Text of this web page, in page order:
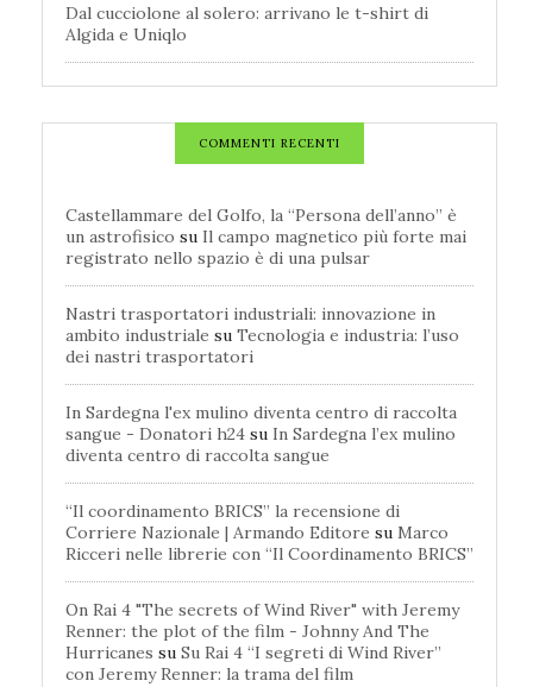
Dal cucciolone al solero: arrivano le t-shirt di
Algida e Uniqlo
COMMENTI RECENTI
Castellammare del Golfo, la “Persona dell’anno” è
un astrofisico su Il campo magnetico più forte mai
registrato nello spazio è di una pulsar
Nastri trasportatori industriali: innovazione in
ambito industriale su Tecnologia e industria: l’uso
dei nastri trasportatori
In Sardegna l'ex mulino diventa centro di raccolta
sangue - Donatori h24 su In Sardegna l’ex mulino
diventa centro di raccolta sangue
“Il coordinamento BRICS” la recensione di
Corriere Nazionale | Armando Editore su Marco
Ricceri nelle librerie con “Il Coordinamento BRICS”
On Rai 4 "The secrets of Wind River" with Jeremy
Renner: the plot of the film - Johnny And The
Hurricanes su Su Rai 4 “I segreti di Wind River”
con Jeremy Renner: la trama del film